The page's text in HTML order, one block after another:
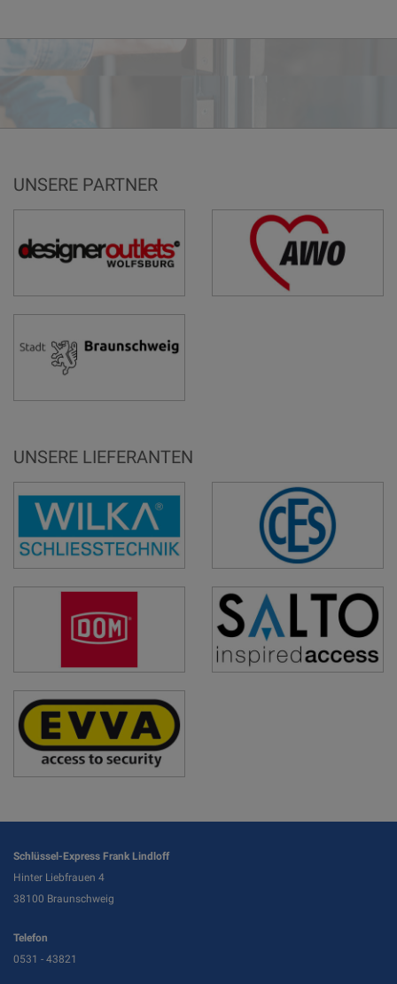
UNSERE PARTNER
UNSERE LIEFERANTEN
Schlüssel-Express Frank Lindloff
Hinter Liebfrauen 4
38100 Braunschweig
Telefon
0531 - 43821